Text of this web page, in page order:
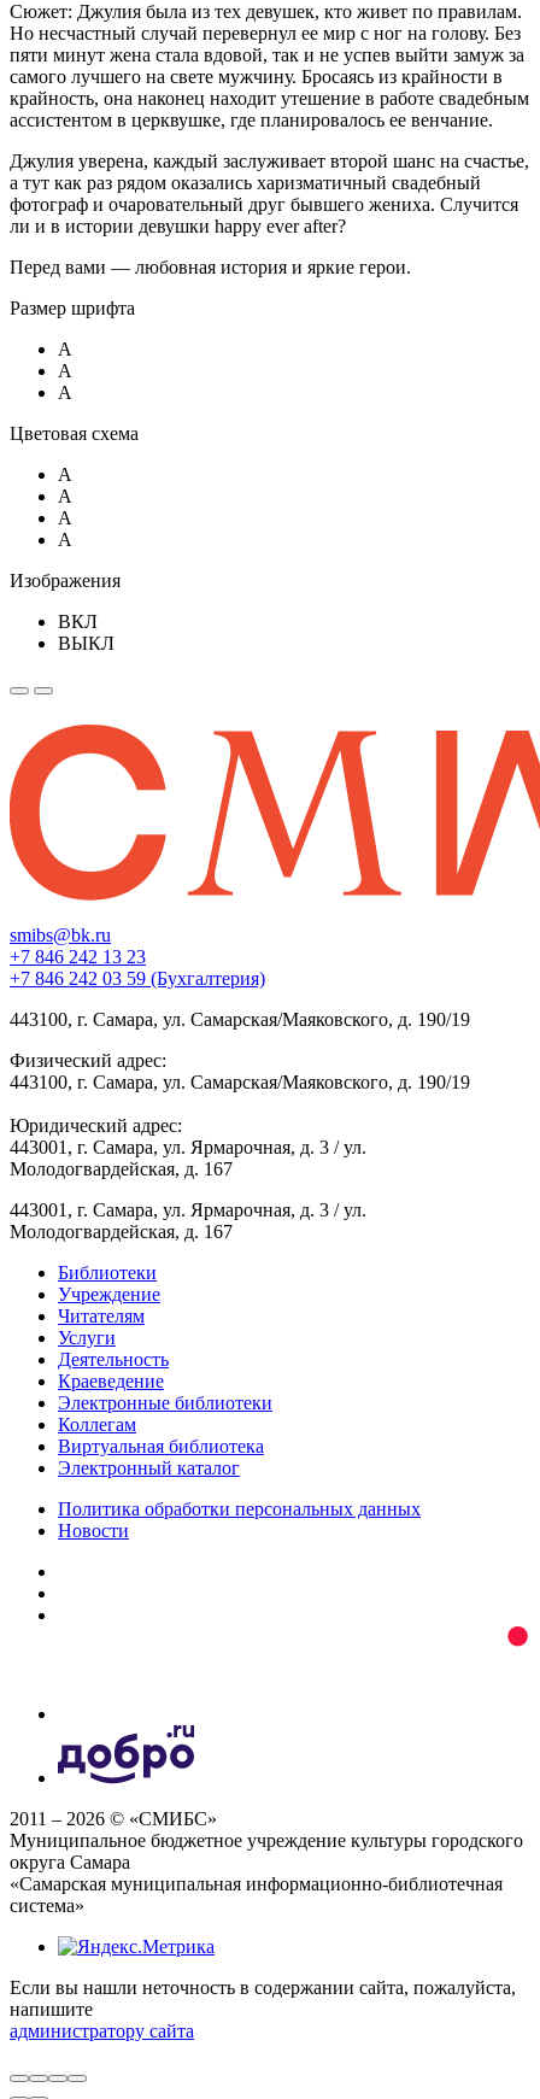
Сюжет: Джулия была из тех девушек, кто живет по правилам.
Но несчастный случай перевернул ее мир с ног на голову. Без
пяти минут жена стала вдовой, так и не успев выйти замуж за
самого лучшего на свете мужчину. Бросаясь из крайности в
крайность, она наконец находит утешение в работе свадебным
ассистентом в церквушке, где планировалось ее венчание.
Джулия уверена, каждый заслуживает второй шанс на счастье,
а тут как раз рядом оказались харизматичный свадебный
фотограф и очаровательный друг бывшего жениха. Случится
ли и в истории девушки happy ever after?
Перед вами — любовная история и яркие герои.
Размер шрифта
A
A
A
Цветовая схема
A
A
A
A
Изображения
ВКЛ
ВЫКЛ
smibs@bk.ru
+7 846 242 13 23
+7 846 242 03 59 (Бухгалтерия)
443100, г. Самара, ул. Самарская/Маяковского, д. 190/19
Физический адрес:
443100, г. Самара, ул. Самарская/Маяковского, д. 190/19
Юридический адрес:
443001, г. Самара, ул. Ярмарочная, д. 3 / ул.
Молодогвардейская, д. 167
443001, г. Самара, ул. Ярмарочная, д. 3 / ул.
Молодогвардейская, д. 167
Библиотеки
Учреждение
Читателям
Услуги
Деятельность
Краеведение
Электронные библиотеки
Коллегам
Виртуальная библиотека
Электронный каталог
Политика обработки персональных данных
Новости
2011 – 2026 © «СМИБС»
Муниципальное бюджетное учреждение культуры городского
округа Самара
«Самарская муниципальная информационно-библиотечная
система»
Если вы нашли неточность в содержании сайта, пожалуйста,
напишите
администратору сайта